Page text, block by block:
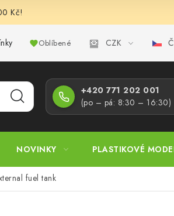
Kč!
Podmínky ochrany osobních údajů
Oblíbené CZK
+420 771 202 001​
(po – pá: 8:30 – 16:30)
NOVINKY PLASTIKOVÉ
fuel tank